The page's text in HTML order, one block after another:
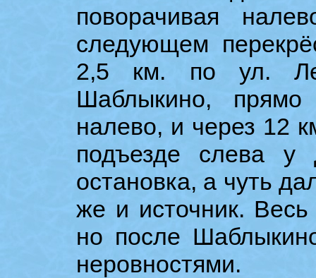
поворачивая
следующем
2,5 км. по ул.
Шаблыкино,
налево, и через 12
подъезде слева у
остановка, а чуть
же и источник. Весь
но после
неровностями.